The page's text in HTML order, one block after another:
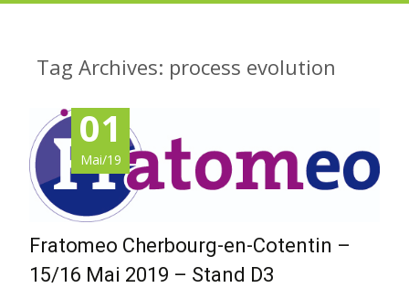
Tag Archives: process evolution
01
Mai/19
Fratomeo Cherbourg-en-Cotentin –
15/16 Mai 2019 – Stand D3